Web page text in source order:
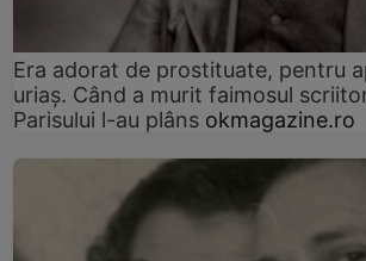
Era adorat de prostituate, pentru
uriaș. Când a murit faimosul
Parisului l-au plâns okmagazine.ro